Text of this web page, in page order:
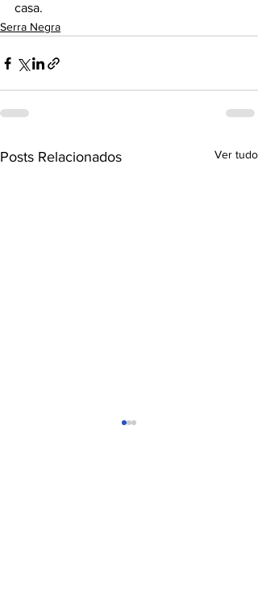
casa.
Serra Negra
Posts Relacionados Ver tudo